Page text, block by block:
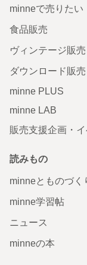
minneで売りたい
食品販売
ヴィンテージ販売
ダウンロード販売
minne PLUS
minne LAB
販売支援企画・イ
読みもの
minneとものづく
minne学習帖
ニュース
minneの本